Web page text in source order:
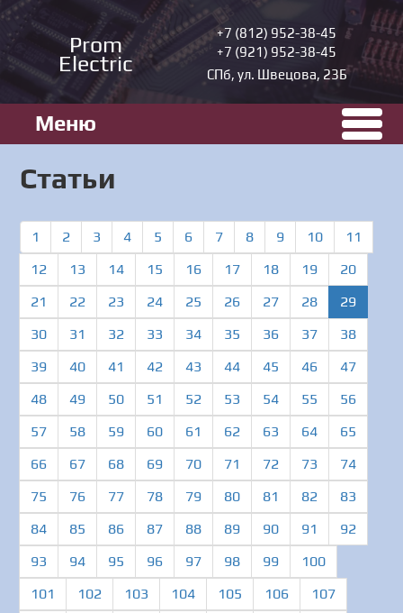
Prom
Electric
+7 (812) 952-38-45
+7 (921) 952-38-45
СПб, ул. Швецова, 23Б
Меню
Статьи
1 2 3 4 5 6 7 8 9 10
11
12
13 14 15 16 17 18 19
20
21
22 23 24 25 26 27 28 29
30
31 32 33 34 35 36 37
38
39
40 41 42 43 44 45 46
47
48
49 50 51 52 53 54 55
56
57
58 59 60 61 62 63 64
65
66
67 68 69 70 71 72 73
74
75
76 77 78 79 80 81 82
83
84
85 86 87 88 89 90 91
92
93
94 95 96 97 98 99
100
101
102 103 104 105 106
107